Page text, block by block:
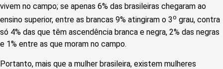
vivem no campo; se apenas 6% das brasileiras chegaram ao
ensino superior, entre as brancas 9% atingiram o 3o grau, contra
só 4% das que têm ascendência branca e negra, 2% das negras
e 1% entre as que moram no campo.
Portanto, mais que a mulher brasileira, existem mulheres